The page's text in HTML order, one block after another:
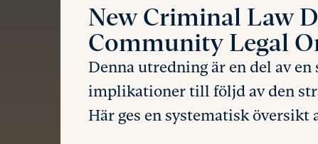
New Criminal Law
Community Legal
Denna utredning är en del av
implikationer till följd av den
Här ges en systematisk